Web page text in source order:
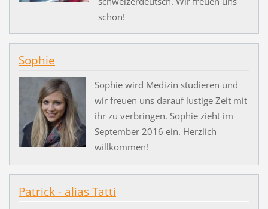
schon!
Sophie
Sophie wird Medizin studieren und
wir freuen uns darauf lustige Zeit mit
ihr zu verbringen. Sophie zieht im
September 2016 ein. Herzlich
willkommen!
Patrick - alias Tatti